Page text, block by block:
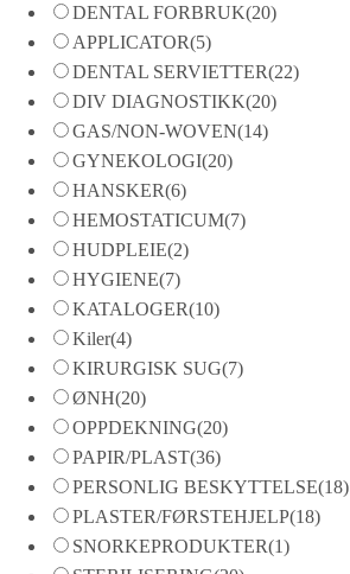
DENTAL FORBRUK(20)
APPLICATOR(5)
DENTAL SERVIETTER(22)
DIV DIAGNOSTIKK(20)
GAS/NON-WOVEN(14)
GYNEKOLOGI(20)
HANSKER(6)
HEMOSTATICUM(7)
HUDPLEIE(2)
HYGIENE(7)
KATALOGER(10)
Kiler(4)
KIRURGISK SUG(7)
ØNH(20)
OPPDEKNING(20)
PAPIR/PLAST(36)
PERSONLIG BESKYTTELSE(18)
PLASTER/FØRSTEHJELP(18)
SNORKEPRODUKTER(1)